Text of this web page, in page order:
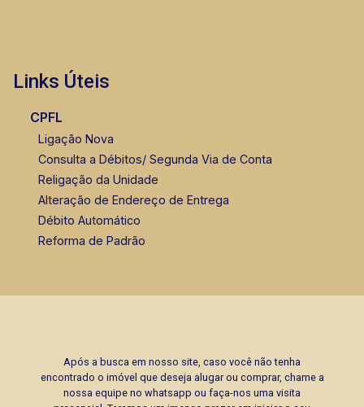
Links Úteis
CPFL
Ligação Nova
Consulta a Débitos/ Segunda Via de Conta
Religação da Unidade
Alteração de Endereço de Entrega
Débito Automático
Reforma de Padrão
Após a busca em nosso site, caso você não tenha
encontrado o imóvel que deseja alugar ou comprar, chame a
nossa equipe no whatsapp ou faça-nos uma visita